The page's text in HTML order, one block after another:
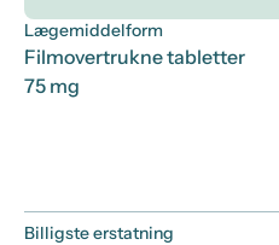
Lægemiddelform
Filmovertrukne tabletter
75 mg
Billigste erstatning